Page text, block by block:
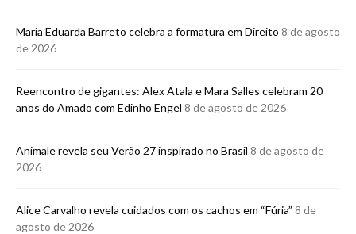
Maria Eduarda Barreto celebra a formatura em Direito 8 de agosto
de 2026
Reencontro de gigantes: Alex Atala e Mara Salles celebram 20
anos do Amado com Edinho Engel 8 de agosto de 2026
Animale revela seu Verão 27 inspirado no Brasil 8 de agosto de
2026
Alice Carvalho revela cuidados com os cachos em “Fúria” 8 de
agosto de 2026